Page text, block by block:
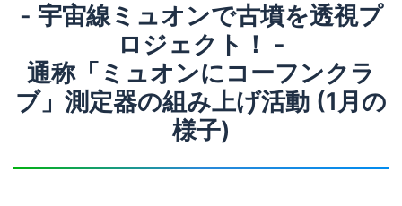
- 宇宙線ミュオンで古墳を透視プ
ロジェクト！ -
通称「ミュオンにコーフンクラ
ブ」測定器の組み上げ活動 (1月の
様子)